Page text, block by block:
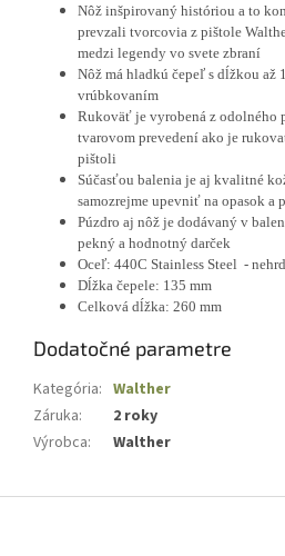
Nôž inšpirovaný históriou a to
prevzali tvorcovia z pištole
medzi legendy vo svete zbraní
Nôž má hladkú čepeľ s dĺžkou až
vrúbkovaním
Rukoväť je vyrobená z odolného
tvarovom prevedení ako je
pištoli
Súčasťou balenia je aj kvalitné
samozrejme upevniť na opasok a
Púzdro aj nôž je dodávaný v
pekný a hodnotný darček
Oceľ: 440C Stainless Steel -
Dĺžka čepele: 135 mm
Celková dĺžka: 260 mm
Dodatočné parametre
Kategória: Walther
Záruka:
2 roky
Výrobca: Walther